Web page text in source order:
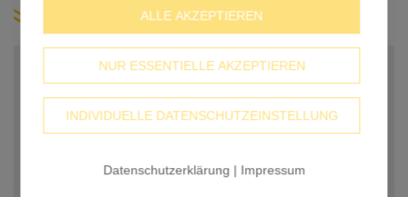
ALLE AKZEPTIEREN
INDIVIDUELLE DATENSCHUTZEINSTELLUNG
NUR ESSENTIELLE AKZEPTIEREN
Datenschutzerklärung | Impressum
weitere Produkt-Infos
BASISPREIS